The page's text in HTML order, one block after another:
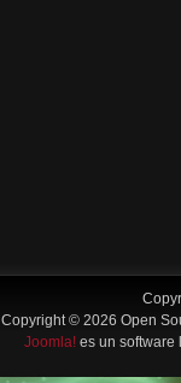
Copyright © 2026 Open
Joomla! es un